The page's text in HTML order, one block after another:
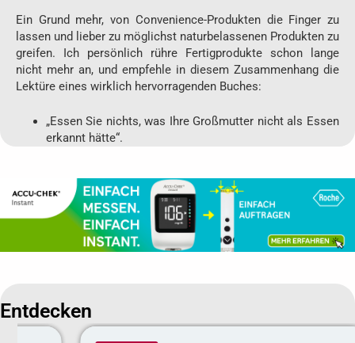
Ein Grund mehr, von Convenience-Produkten die Finger zu
lassen und lieber zu möglichst naturbelassenen Produkten zu
greifen. Ich persönlich rühre Fertigprodukte schon lange
nicht mehr an, und empfehle in diesem Zusammenhang die
Lektüre eines wirklich hervorragenden Buches:
„Essen Sie nichts, was Ihre Großmutter nicht als Essen
erkannt hätte“.
Entdecken